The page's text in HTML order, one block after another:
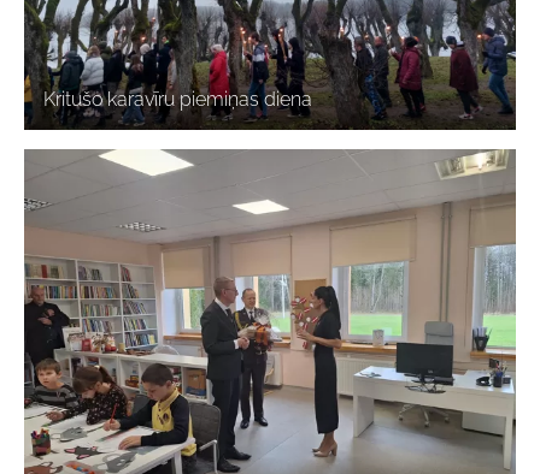
Kritušo karavīru piemiņas diena